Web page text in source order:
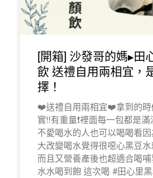
[開箱] 沙發哥的媽▸田
飲 送禮自用兩相宜，
擇！
❤️送禮自用兩相宜❤️拿到的時
實!!有重量❗️裡面每一包都是
不愛喝水的人也可以喝喝看
大改變喝水覺得很噁心黑豆
而且又營養產後也超適合喝
水水喝到飽 這次喝 #田心里